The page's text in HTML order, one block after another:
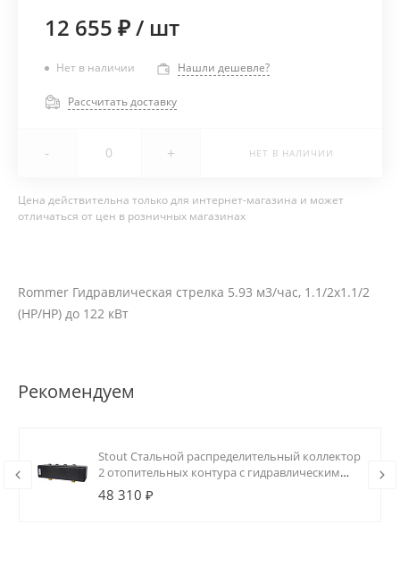
12 655 ₽/ шт
Нет в наличии Нашли дешевле?
Рассчитать доставку
- + НЕТ В НАЛИЧИИ
Цена действительна только для интернет-магазина и может
отличаться от цен в розничных магазинах
Rommer Гидравлическая стрелка 5.93 м3/час, 1.1/2х1.1/2
(НР/НР) до 122 кВт
Рекомендуем
Stout Стальной распределительный коллектор
2 отопительных контура с гидравлическим
разделителем DN20
48 310 ₽